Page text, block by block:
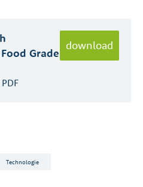
Grade
PDF
download
Technologie